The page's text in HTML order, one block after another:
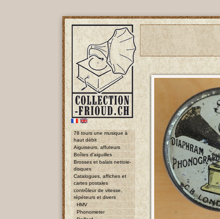
78 tours une musique à
haut débit
Aiguiseurs, affuteurs
Boîtes d'aiguilles
Brosses et balais nettoie-
disques
Catalogues, affiches et
cartes postales
contrôleur de vitesse,
répéteurs et divers
HMV
Phonometer